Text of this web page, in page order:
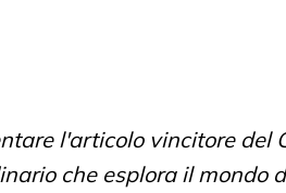
l'articolo vincitore del
che esplora il mondo